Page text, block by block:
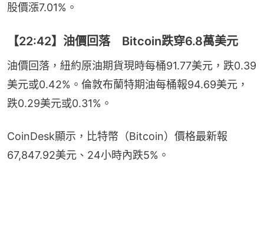
股價漲7.01%。
【22:42】油價回落 Bitcoin跌穿6.8萬美元
油價回落，紐約原油期貨現時每桶91.77美元，跌0.39
美元或0.42%。倫敦布蘭特期油每桶報94.69美元，
跌0.29美元或0.31%。
CoinDesk顯示，比特幣（Bitcoin）價格最新報
67,847.92美元、24小時內跌5%。